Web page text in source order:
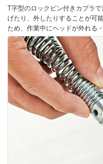
T字型のロックピン付きカプラ
げたり、外したりすることが可
ため、作業中にヘッドが外れる